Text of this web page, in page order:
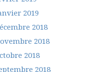
2019
2018
2018
2018
2018